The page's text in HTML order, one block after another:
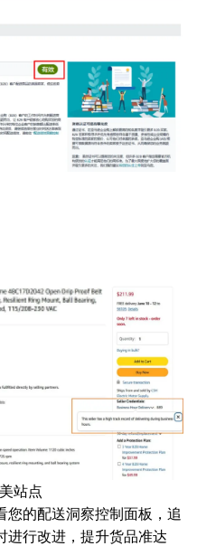
站点
您的配送洞察控制面板，追
进行改进，提升货品准达